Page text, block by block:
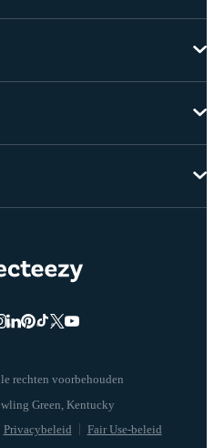
rechten voorbehouden
Privacybeleid Fair Use-beleid